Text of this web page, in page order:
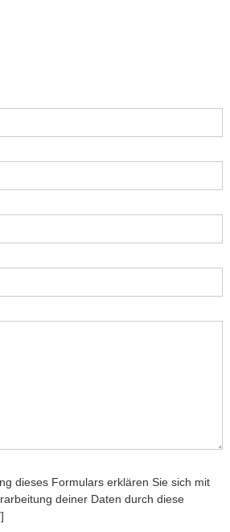
dieses Formulars erklären Sie sich mit
deiner Daten durch diese